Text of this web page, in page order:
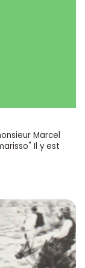
Marcel
Il y est